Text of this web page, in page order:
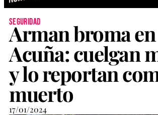
seguridad
Arman broma en
Acuña: cuelgan
y lo reportan
muerto
17/01/2024